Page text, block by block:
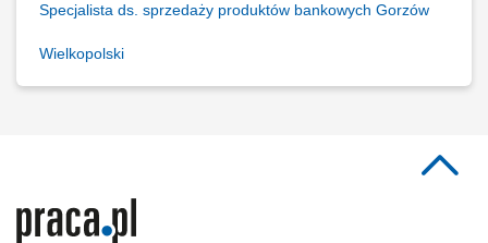
Specjalista ds. sprzedaży produktów bankowych Gorzów
Wielkopolski